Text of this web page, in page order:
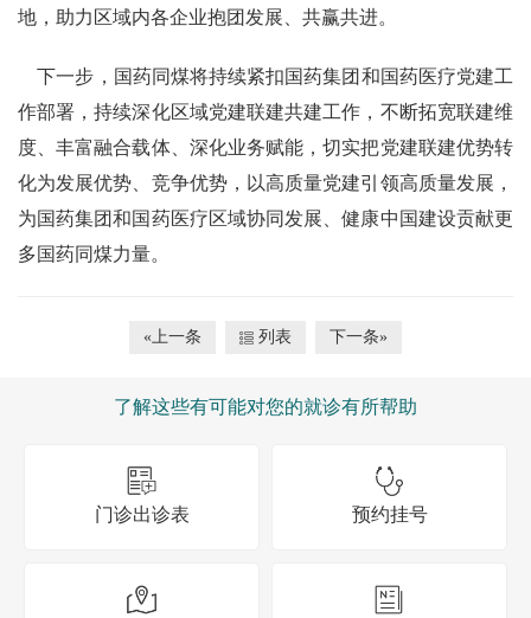
地，助力区域内各企业抱团发展、共赢共进。
下一步，国药同煤将持续紧扣国药集团和国药医疗党建工
作部署，持续深化区域党建联建共建工作，不断拓宽联建维
度、丰富融合载体、深化业务赋能，切实把党建联建优势转
化为发展优势、竞争优势，以高质量党建引领高质量发展，
为国药集团和国药医疗区域协同发展、健康中国建设贡献更
多国药同煤力量。
«上一条 列表 下一条»
了解这些有可能对您的就诊有所帮助
门诊出诊表 预约挂号